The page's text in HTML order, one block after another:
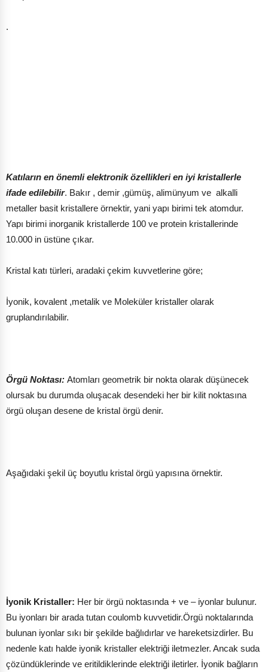
.
Katıların en önemli elektronik özellikleri en iyi kristallerle
ifade edilebilir. Bakır , demir ,gümüş, alimünyum ve alkalli
metaller basit kristallere örnektir, yani yapı birimi tek atomdur.
Yapı birimi inorganik kristallerde 100 ve protein kristallerinde
10.000 in üstüne çıkar.
Kristal katı türleri, aradaki çekim kuvvetlerine göre;
İyonik, kovalent ,metalik ve Moleküler kristaller olarak
gruplandırılabilir.
Örgü Noktası: Atomları geometrik bir nokta olarak düşünecek
olursak bu durumda oluşacak desendeki her bir kilit noktasına
örgü oluşan desene de kristal örgü denir.
Aşağıdaki şekil üç boyutlu kristal örgü yapısına örnektir.
İyonik Kristaller: Her bir örgü noktasında + ve – iyonlar bulunur.
Bu iyonları bir arada tutan coulomb kuvvetidir.Örgü noktalarında
bulunan iyonlar sıkı bir şekilde bağlıdırlar ve hareketsizdirler. Bu
nedenle katı halde iyonik kristaller elektriği iletmezler. Ancak suda
çözündüklerinde ve eritildiklerinde elektriği iletirler. İyonik bağların